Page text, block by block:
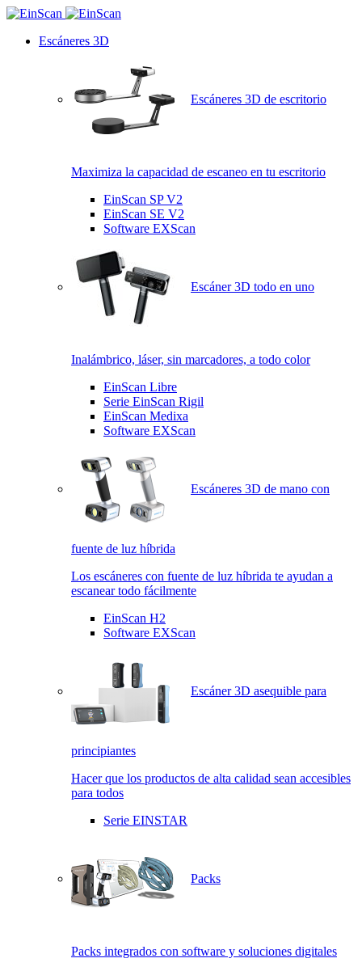
Escáneres 3D
Escáneres 3D de escritorio
Maximiza la capacidad de escaneo en tu escritorio
EinScan SP V2
EinScan SE V2
Software EXScan
Escáner 3D todo en uno
Inalámbrico, láser, sin marcadores, a todo color
EinScan Libre
Serie EinScan Rigil
EinScan Medixa
Software EXScan
Escáneres 3D de mano con
fuente de luz híbrida
Los escáneres con fuente de luz híbrida te ayudan a
escanear todo fácilmente
EinScan H2
Software EXScan
Escáner 3D asequible para
principiantes
Hacer que los productos de alta calidad sean accesibles
para todos
Serie EINSTAR
Packs
Packs integrados con software y soluciones digitales